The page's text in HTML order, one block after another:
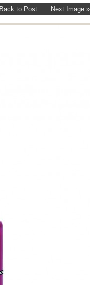
Back to Post Next Image »